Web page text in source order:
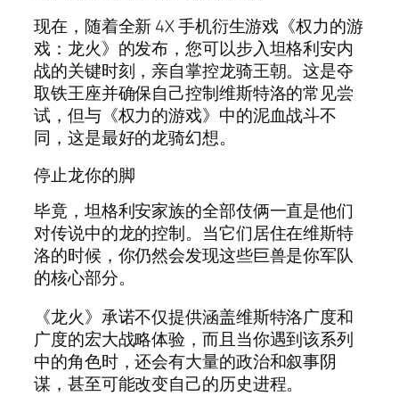
现在，随着全新 4X 手机衍生游戏《权力的游
戏：龙火》的发布，您可以步入坦格利安内
战的关键时刻，亲自掌控龙骑王朝。这是夺
取铁王座并确保自己控制维斯特洛的常见尝
试，但与《权力的游戏》中的泥血战斗不
同，这是最好的龙骑幻想。
停止龙你的脚
毕竟，坦格利安家族的全部伎俩一直是他们
对传说中的龙的控制。当它们居住在维斯特
洛的时候，你仍然会发现这些巨兽是你军队
的核心部分。
《龙火》承诺不仅提供涵盖维斯特洛广度和
广度的宏大战略体验，而且当你遇到该系列
中的角色时，还会有大量的政治和叙事阴
谋，甚至可能改变自己的历史进程。